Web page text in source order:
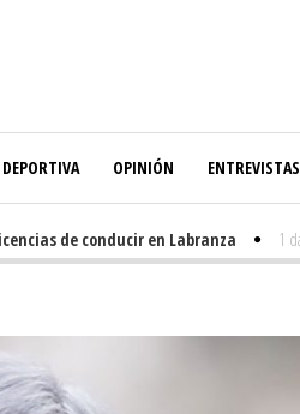
OPINIÓN ENTREVISTAS
de conducir en Labranza 1 day